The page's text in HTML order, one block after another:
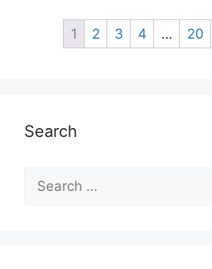
1 2 3 4 … 20
Search
Search
for: